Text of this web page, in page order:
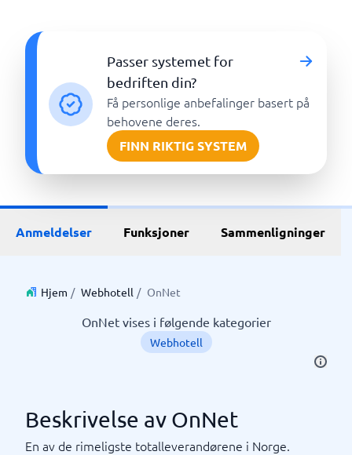
Passer systemet for
bedriften din?
Få personlige anbefalinger basert på
behovene deres.
FINN RIKTIG SYSTEM
Anmeldelser Funksjoner Sammenligninger
Hjem / Webhotell / OnNet
OnNet vises i følgende kategorier
Webhotell
Beskrivelse av OnNet
En av de rimeligste totalleverandørene i Norge.